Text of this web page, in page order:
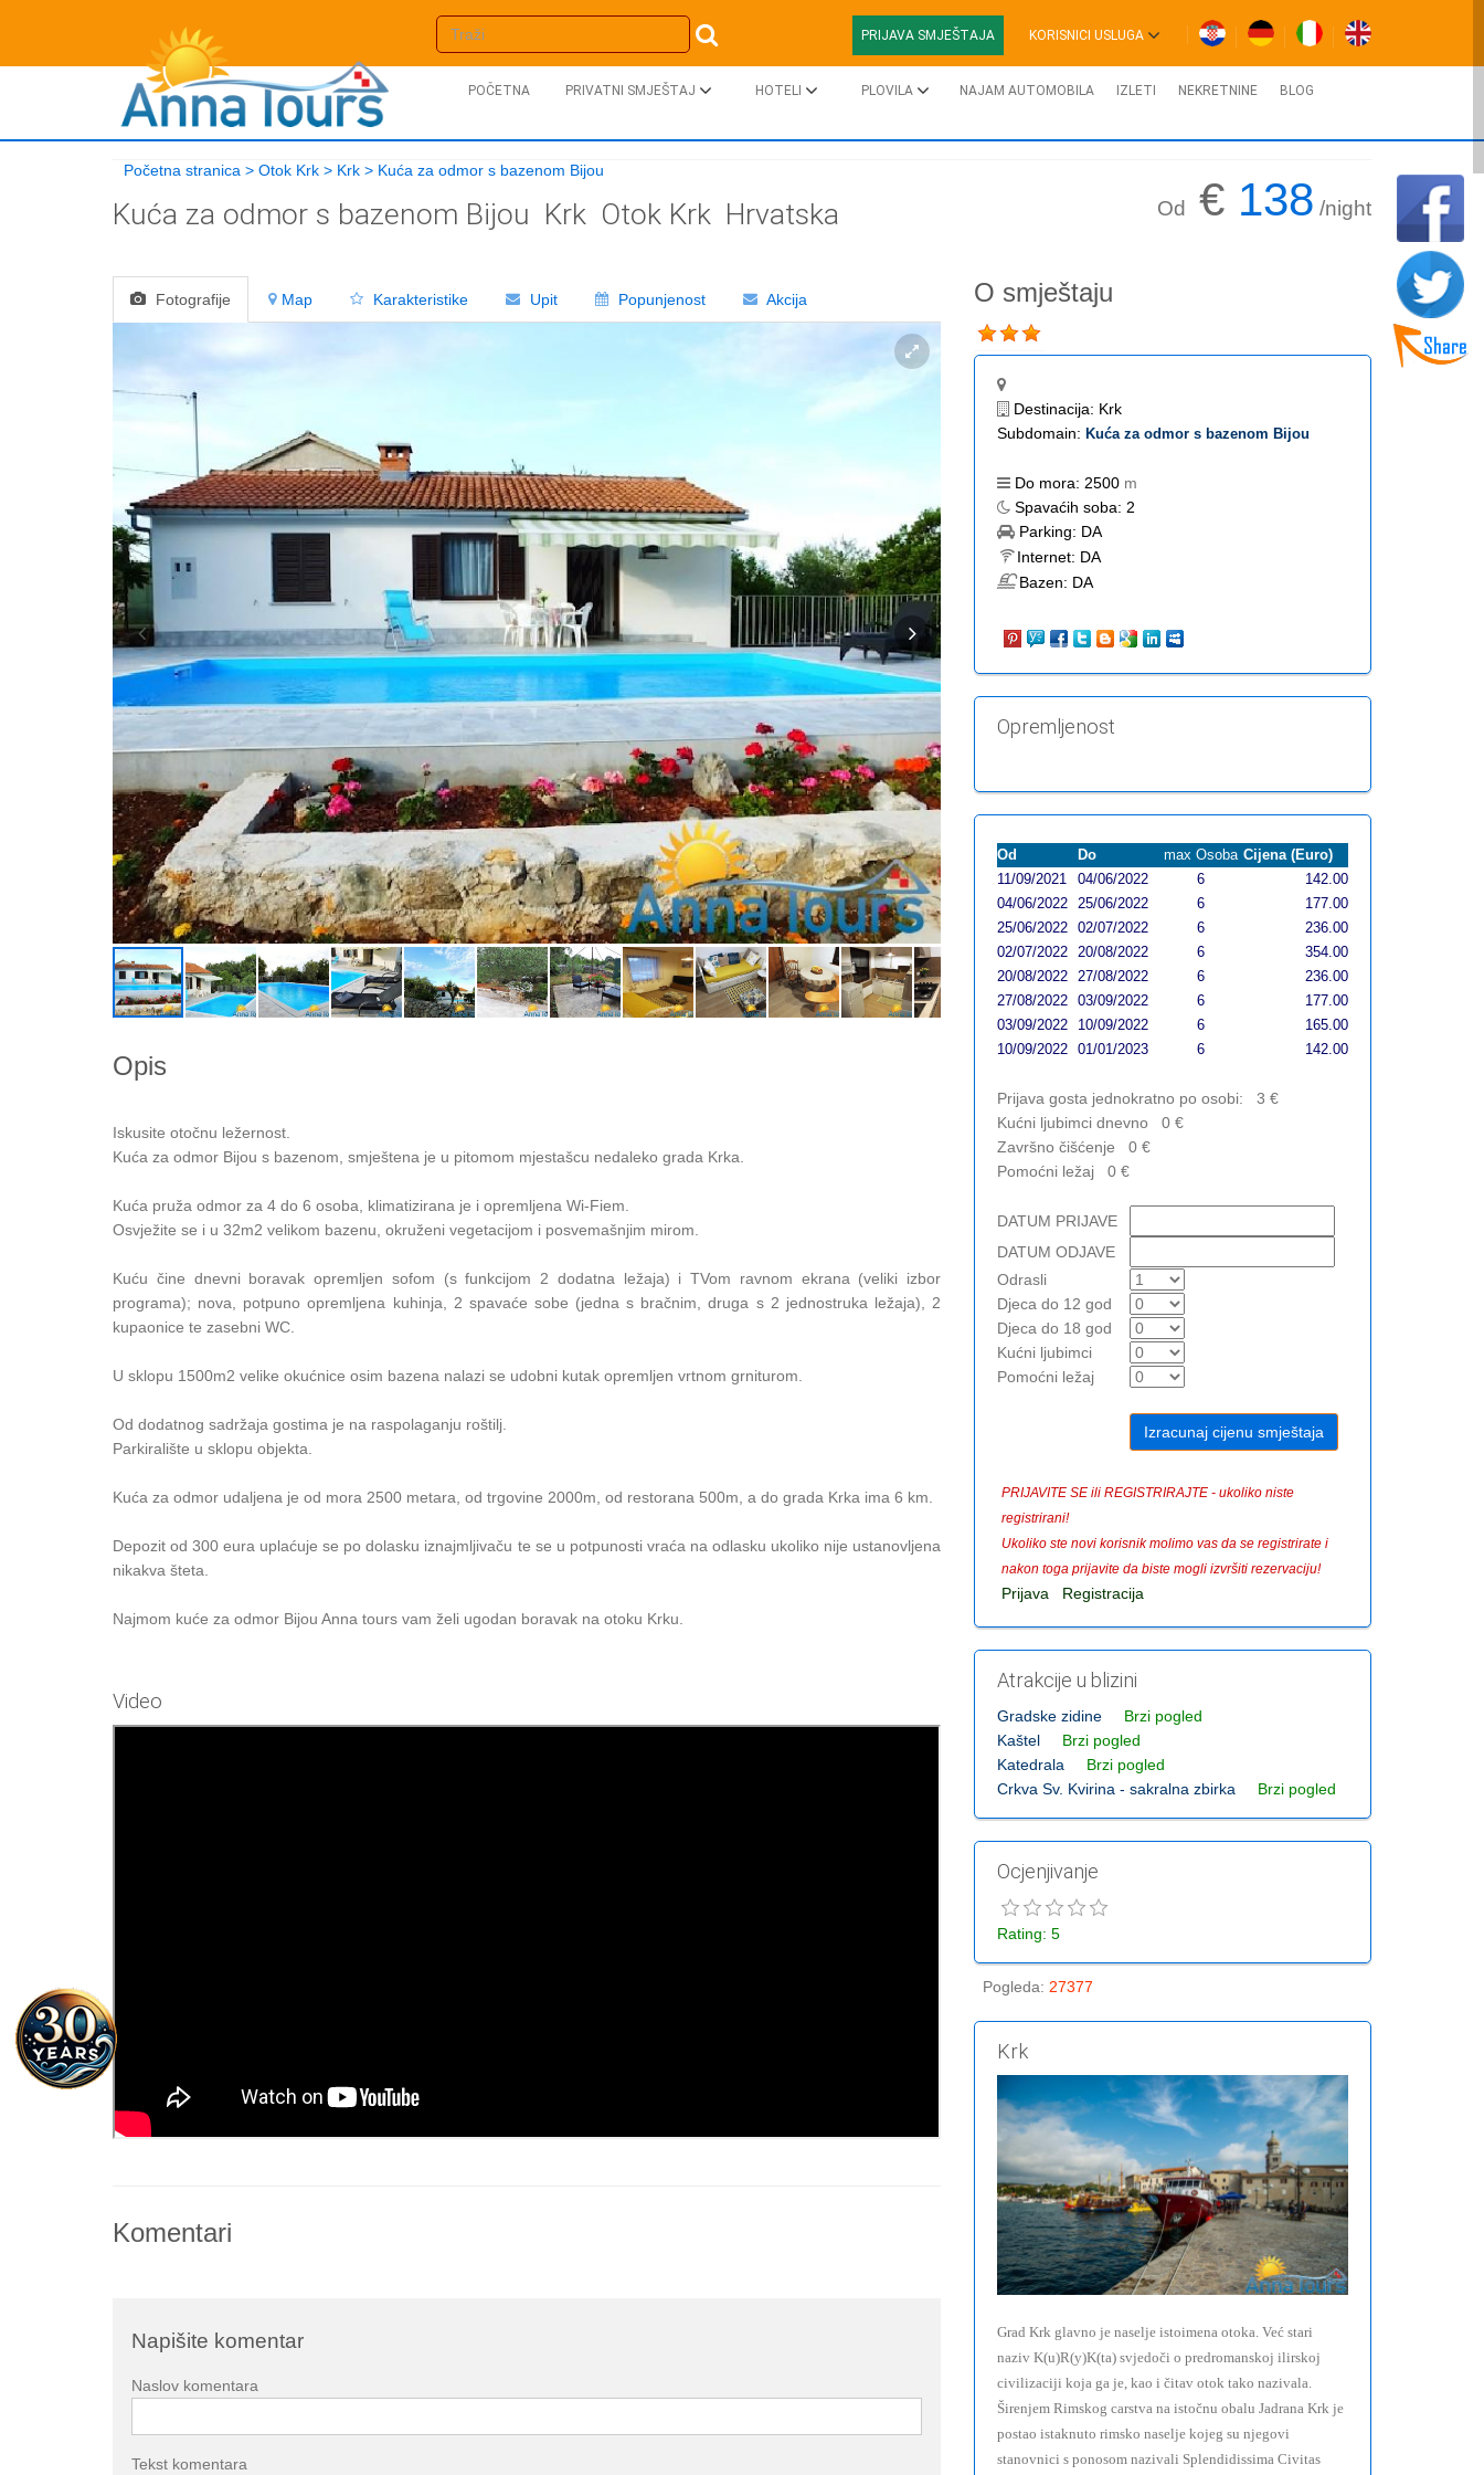
PRIJAVA SMJEŠTAJA KORISNICI USLUGA
POČETNA PRIVATNI SMJEŠTAJ HOTELI PLOVILA NAJAM AUTOMOBILA IZLETI NEKRETNINE BLOG
Početna stranica > Otok Krk > Krk > Kuća za odmor s bazenom Bijou
Kuća za odmor s bazenom Bijou Krk Otok Krk Hrvatska Od € 138 /night
Fotografije Map Karakteristike Upit Popunjenost Akcija
Opis
Iskusite otočnu ležernost.
Kuća za odmor Bijou s bazenom, smještena je u pitomom mjestašcu nedaleko grada Krka.
Kuća pruža odmor za 4 do 6 osoba, klimatizirana je i opremljena Wi-Fiem.
Osvježite se i u 32m2 velikom bazenu, okruženi vegetacijom i posvemašnjim mirom.
Kuću čine dnevni boravak opremljen sofom (s funkcijom 2 dodatna ležaja) i TVom ravnom ekrana (veliki izbor
programa); nova, potpuno opremljena kuhinja, 2 spavaće sobe (jedna s bračnim, druga s 2 jednostruka ležaja), 2
kupaonice te zasebni WC.
U sklopu 1500m2 velike okućnice osim bazena nalazi se udobni kutak opremljen vrtnom grniturom.
Od dodatnog sadržaja gostima je na raspolaganju roštilj.
Parkiralište u sklopu objekta.
Kuća za odmor udaljena je od mora 2500 metara, od trgovine 2000m, od restorana 500m, a do grada Krka ima 6 km.
Depozit od 300 eura uplaćuje se po dolasku iznajmljivaču te se u potpunosti vraća na odlasku ukoliko nije ustanovljena
nikakva šteta.
Najmom kuće za odmor Bijou Anna tours vam želi ugodan boravak na otoku Krku.
Video
Komentari
Napišite komentar
Naslov komentara
Tekst komentara
O smještaju
Destinacija: Krk
Subdomain: Kuća za odmor s bazenom Bijou
Do mora: 2500 m
Spavaćih soba: 2
Parking: DA
Internet: DA
Bazen: DA
Opremljenost
Od Do max Osoba Cijena (Euro)
11/09/2021
04/06/2022 6
142.00
04/06/2022
25/06/2022 6
177.00
25/06/2022 02/07/2022 6
236.00
02/07/2022
20/08/2022 6
354.00
20/08/2022
27/08/2022 6
236.00
27/08/2022 03/09/2022 6
177.00
03/09/2022
10/09/2022 6
165.00
10/09/2022 01/01/2023 6 142.00
Prijava gosta jednokratno po osobi: 3 €
Kućni ljubimci dnevno
0 €
Završno čišćenje
0 €
Pomoćni ležaj
0 €
DATUM PRIJAVE
DATUM ODJAVE
Odrasli
Djeca do 12 god
Djeca do 18 god
Kućni ljubimci
Pomoćni ležaj
PRIJAVITE SE ili REGISTRIRAJTE - ukoliko niste
registrirani!
Ukoliko ste novi korisnik molimo vas da se registrirate i
nakon toga prijavite da biste mogli izvršiti rezervaciju!
Prijava Registracija
Atrakcije u blizini
Gradske zidine
Brzi pogled
Kaštel
Brzi pogled
Katedrala
Brzi pogled
Crkva Sv. Kvirina - sakralna zbirka
Brzi pogled
Ocjenjivanje
Rating: 5
Pogleda: 27377
Krk
Grad Krk glavno je naselje istoimena otoka. Već stari
naziv K(u)R(y)K(ta) svjedoči o predromanskoj ilirskoj
civilizaciji koja ga je, kao i čitav otok tako nazivala.
Širenjem Rimskog carstva na istočnu obalu Jadrana Krk je
postao istaknuto rimsko naselje kojeg su njegovi
stanovnici s ponosom nazivali Splendidissima Civitas